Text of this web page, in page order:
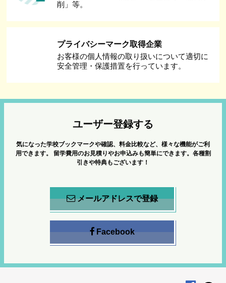
削」等。
プライバシーマーク取得企業
お客様の個人情報の取り扱いについて適切に
安全管理・保護措置を行っています。
ユーザー登録する
気になった学校ブックマークや確認、料金比較など、様々な機能がご利
用できます。
留学費用のお見積りやお申込みも簡単にできます。各種割
引きや特典もございます！
メールアドレスで登録
Facebook